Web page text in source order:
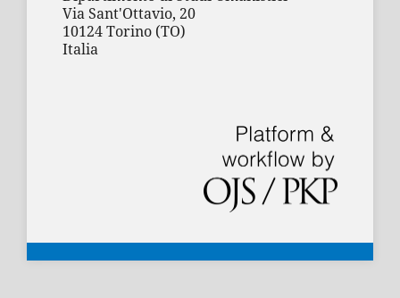
Via Sant'Ottavio, 20
10124 Torino (TO)
Italia